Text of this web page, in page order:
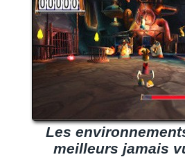
Les
meilleurs jamais